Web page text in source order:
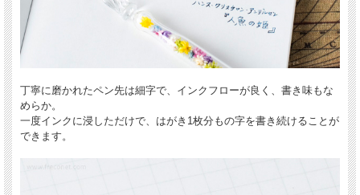
丁寧に磨かれたペン先は細字で、インクフローが良く、書き味もな
めらか。
一度インクに浸しただけで、はがき1枚分もの字を書き続けることが
できます。